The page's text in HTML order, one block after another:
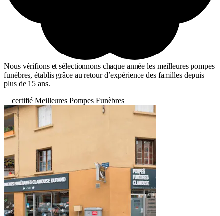
Nous vérifions et sélectionnons chaque année les meilleures pompes
funèbres, établis grâce au retour d’expérience des familles depuis
plus de 15 ans.
certifié Meilleures Pompes Funèbres